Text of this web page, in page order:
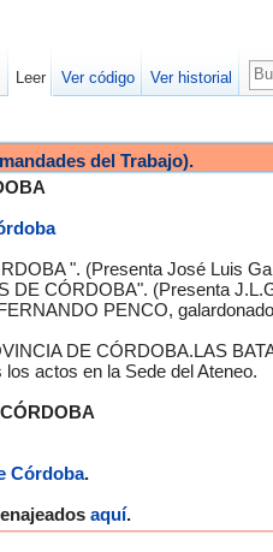
del Trabajo).
". (Presenta José Luis
DE CÓRDOBA". (Presenta
PENCO,
DE CÓRDOBA.LAS
actos en la Sede del Ateneo.
Córdoba.
aquí.
Leer Ver código Ver historial